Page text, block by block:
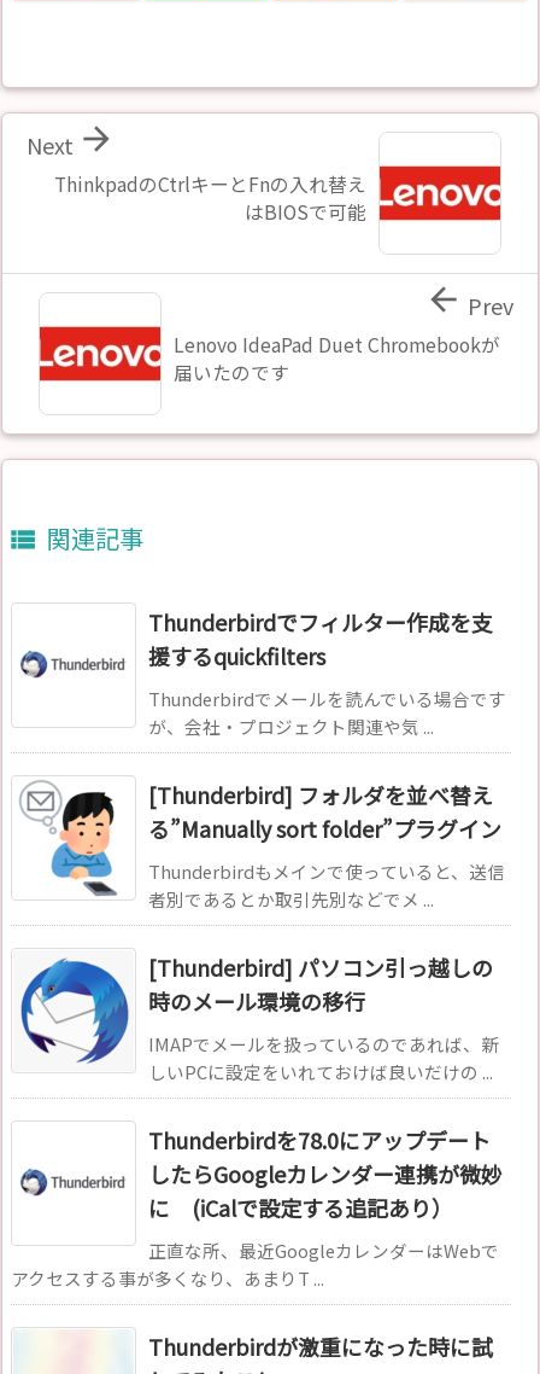
ThinkpadのCtrlキーとFnの入れ替え
はBIOSで可能

Next
Lenovo IdeaPad Duet Chromebookが
届いたのです
 Prev
 関連記事
Thunderbirdでフィルター作成を支
援するquickfilters
Thunderbirdでメールを読んでいる場合です
が、会社・プロジェクト関連や気 ...
[Thunderbird] フォルダを並べ替え
る”Manually sort folder”プラグイン
Thunderbirdもメインで使っていると、送信
者別であるとか取引先別などでメ ...
[Thunderbird] パソコン引っ越しの
時のメール環境の移行
IMAPでメールを扱っているのであれば、新
しいPCに設定をいれておけば良いだけの ...
Thunderbirdを78.0にアップデート
したらGoogleカレンダー連携が微妙
に (iCalで設定する追記あり）
正直な所、最近GoogleカレンダーはWebで
アクセスする事が多くなり、あまりT ...
Thunderbirdが激重になった時に試